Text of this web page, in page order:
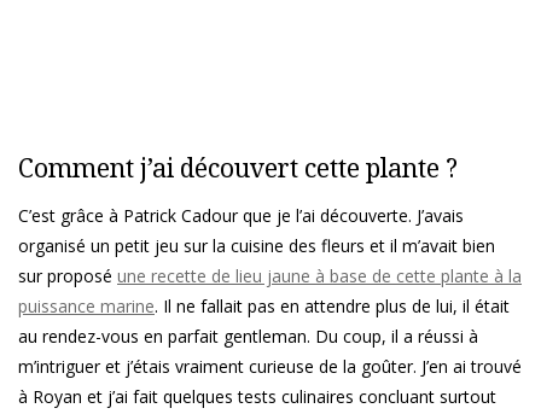
Comment j’ai découvert cette plante ?
C’est grâce à Patrick Cadour que je l’ai découverte. J’avais
organisé un petit jeu sur la cuisine des fleurs et il m’avait bien
sur proposé une recette de lieu jaune à base de cette plante à la
puissance marine. Il ne fallait pas en attendre plus de lui, il était
au rendez-vous en parfait gentleman. Du coup, il a réussi à
m’intriguer et j’étais vraiment curieuse de la goûter. J’en ai trouvé
à Royan et j’ai fait quelques tests culinaires concluant surtout